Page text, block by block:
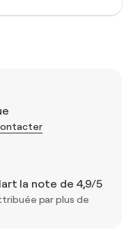
la note de 4,9/5
par plus de